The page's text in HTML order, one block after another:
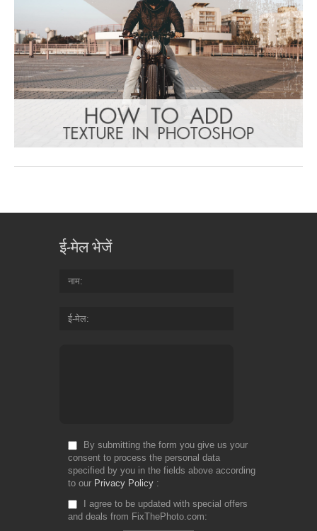
ई-मेल भेजें
नाम
ई-मेल
By submitting the form you give us your
consent to process the personal data
specified by you in the fields above according
to our Privacy Policy
I agree to be updated with special offers
and deals from FixThePhoto.com